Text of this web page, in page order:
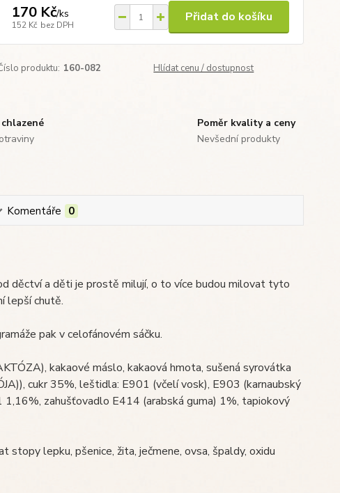
170 Kč/ks
152 Kč bez DPH
Přidat do košíku
produktu: 160-082 Hlídat cenu / dostupnost
Poměr kvality a ceny
Nevšední produkty
Komentáře 0
děctví a děti je prostě milují, o to více budou milovat tyto
lepší chutě.
pak v celofánovém sáčku.
kakaové máslo, kakaová hmota, sušená syrovátka
cukr 35%, leštidla: E901 (včelí vosk), E903 (karnaubský
zahušťovadlo E414 (arabská guma) 1%, tapiokový
stopy lepku, pšenice, žita, ječmene, ovsa, špaldy, oxidu